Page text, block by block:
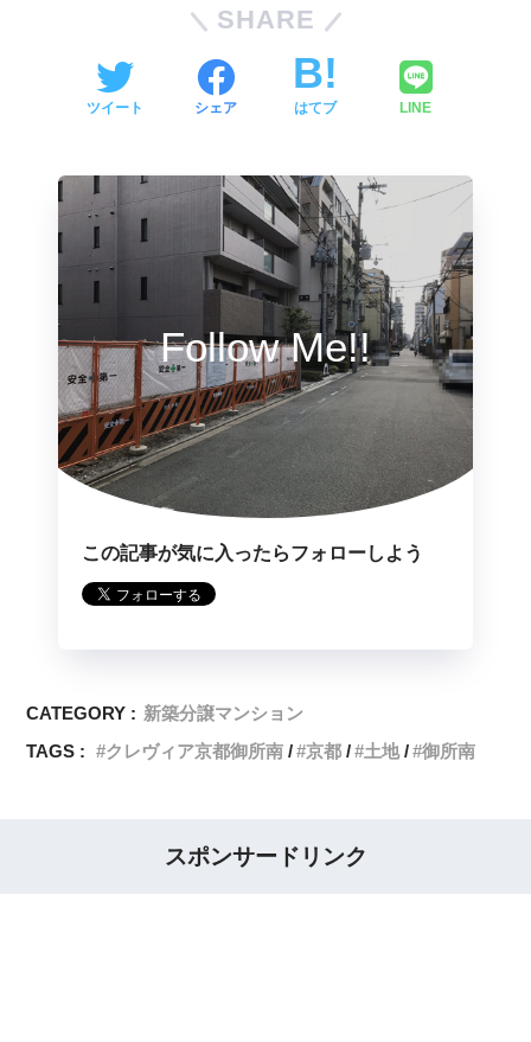
SHARE
ツイート シェア はてブ LINE
Follow Me!!
この記事が気に入ったらフォローしよう
CATEGORY : 新築分譲マンション
TAGS :
クレヴィア京都御所南 京都 土地 御所南
スポンサードリンク